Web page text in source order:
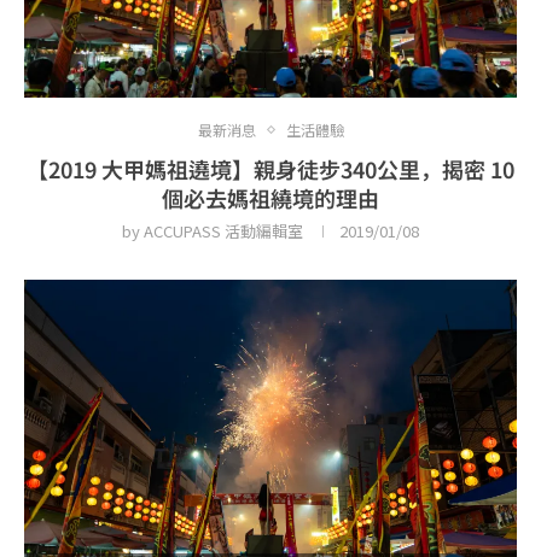
最新消息 生活體驗
【2019 大甲媽祖遶境】親身徒步340公里，揭密 10
個必去媽祖繞境的理由
byACCUPASS 活動編輯室 2019/01/08